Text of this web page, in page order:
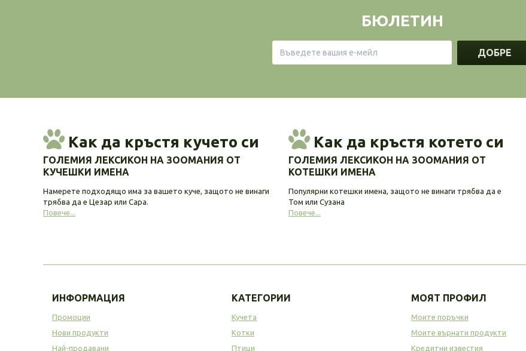
БЮЛЕТИН
ДОБРЕ
Как да кръстя кучето си
ГОЛЕМИЯ ЛЕКСИКОН НА ЗООМАНИЯ ОТ
КУЧЕШКИ ИМЕНА
Намерете подходящо има за вашето куче, защото не винаги
трябва да е Цезар или Сара.
Повече...
Как да кръстя котето си
ГОЛЕМИЯ ЛЕКСИКОН НА ЗООМАНИЯ ОТ
КОТЕШКИ ИМЕНА
Популярни котешки имена, защото не винаги трябва да е
Том или Сузана
Повече...
ИНФОРМАЦИЯ
Промоции
Нови продукти
Най-продавани
КАТЕГОРИИ
Кучета
Котки
Птици
МОЯТ ПРОФИЛ
Моите поръчки
Моите върнати продукти
Кредитни известия